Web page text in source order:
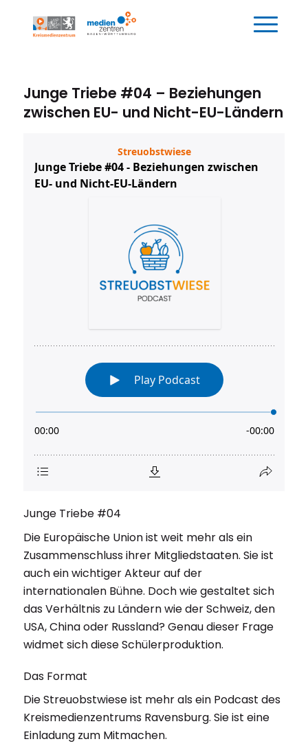
Junge Triebe #04 – Beziehungen
zwischen EU- und Nicht-EU-Ländern
Junge Triebe #04
Die Europäische Union ist weit mehr als ein
Zusammenschluss ihrer Mitgliedstaaten. Sie ist
auch ein wichtiger Akteur auf der
internationalen Bühne. Doch wie gestaltet sich
das Verhältnis zu Ländern wie der Schweiz, den
USA, China oder Russland? Genau dieser Frage
widmet sich diese Schülerproduktion.
Das Format
Die Streuobstwiese ist mehr als ein Podcast des
Kreismedienzentrums Ravensburg. Sie ist eine
Einladung zum Mitmachen.